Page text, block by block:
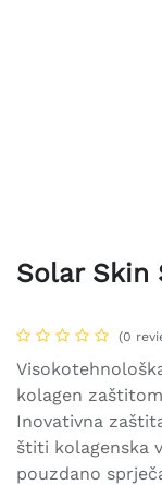
Solar Skin
(0
kolagen
Inovativna
štiti kolagenska
pouzdano